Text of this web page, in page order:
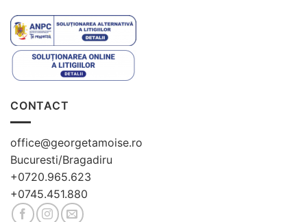
CONTACT
office@georgetamoise.ro
Bucuresti/Bragadiru
+0720.965.623
+0745.451.880